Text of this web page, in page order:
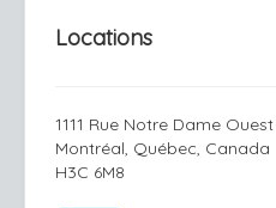
Locations
1111 Rue Notre Dame Ouest
Montréal, Québec, Canada
H3C 6M8